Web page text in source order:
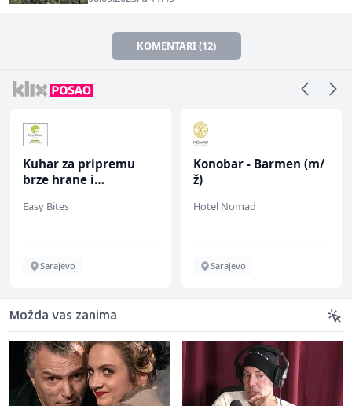
KOMENTARI (12)
Kuhar za pripremu
brze hrane i
ž)
Easy Bites
Sarajevo
Konobar - Barmen (m/
ž)
Hotel Nomad
Sarajevo
Možda vas zanima